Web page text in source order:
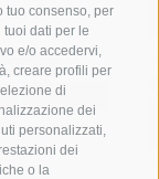
tuo consenso, per
dati per le
e/o accedervi,
creare profili per
di
dei
personalizzati,
dei
o la
arresto
carabinieri